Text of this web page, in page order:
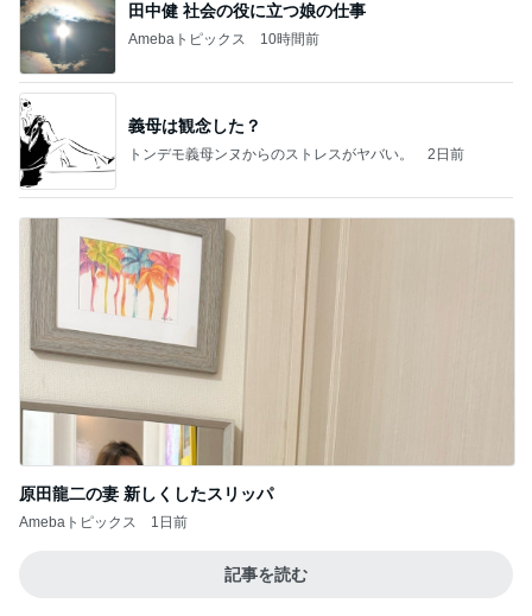
田中健 社会の役に立つ娘の仕事
Amebaトピックス 10時間前
義母は観念した？
トンデモ義母ンヌからのストレスがヤバい。 2日前
原田龍二の妻 新しくしたスリッパ
Amebaトピックス 1日前
記事を読む